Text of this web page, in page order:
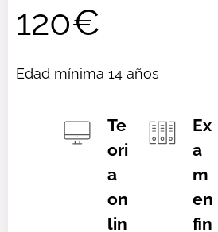
120€
Edad mínima 14 años
Te
ori
a
on
lin
Ex
a
m
en
fin